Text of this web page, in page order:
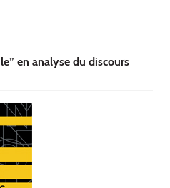
en analyse du discours